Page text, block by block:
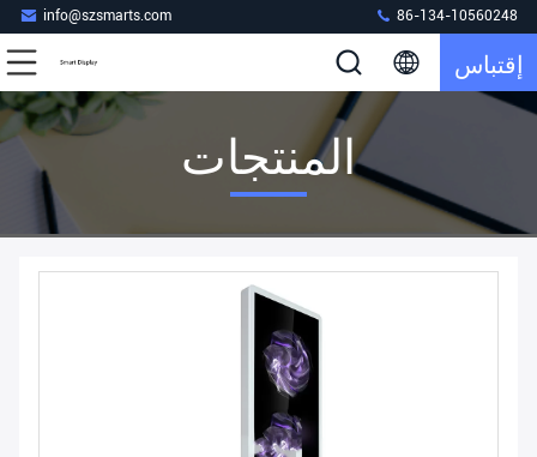
info@szsmarts.com 86-134-10560248
إقتباس
المنتجات